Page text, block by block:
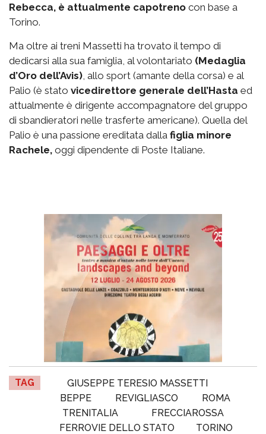
Rebecca, è attualmente capotreno con base a
Torino.
Ma oltre ai treni Massetti ha trovato il tempo di
dedicarsi alla sua famiglia, al volontariato (Medaglia
d’Oro dell’Avis) , allo sport (amante della corsa) e al
Palio (è stato vicedirettore generale dell’Hasta ed
attualmente è dirigente accompagnatore del gruppo
di sbandieratori nelle trasferte americane). Quella del
Palio è una passione ereditata dalla figlia minore
Rachele, oggi dipendente di Poste Italiane.
TAG
GIUSEPPE TERESIO MASSETTI
BEPPE
REVIGLIASCO
ROMA
TRENITALIA
FRECCIAROSSA
FERROVIE DELLO STATO
TORINO